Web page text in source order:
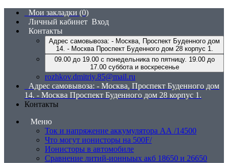
Мои закладки (0)
Личный кабинет Вход
Контакты
Адрес самовывоза: - Москва, Проспект Буденного дом
14. - Москва Проспект Буденного дом 28 корпус 1.
09.00 до 19.00 с понедельника по пятницу. 19.00 до
17.00 суббота и воскресенье
rozhkov.dmitriy.85@mail.ru
Адрес самовывоза: - Москва, Проспект Буденного дом
14. - Москва Проспект Буденного дом 28 корпус 1.
Контакты
Меню
Ток и напряжение аккумулятора АА /14500
Что могут ионисторы на 500F/
Ионисторы в автомобиле
Сравнение литий-ионныых акб 18650 и 26650